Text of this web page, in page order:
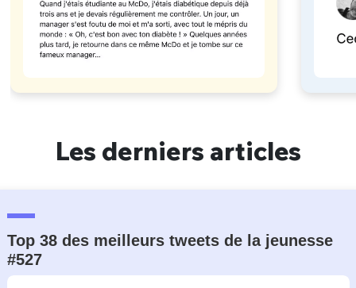
Les derniers articles
Top 38 des meilleurs tweets de la jeunesse
#527